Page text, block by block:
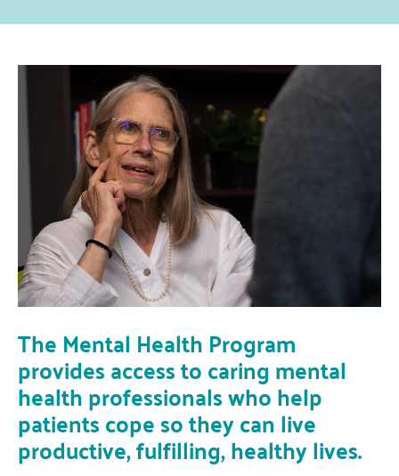
The Mental Health Program
provides access to caring mental
health professionals who help
patients cope so they can live
productive, fulfilling, healthy lives.